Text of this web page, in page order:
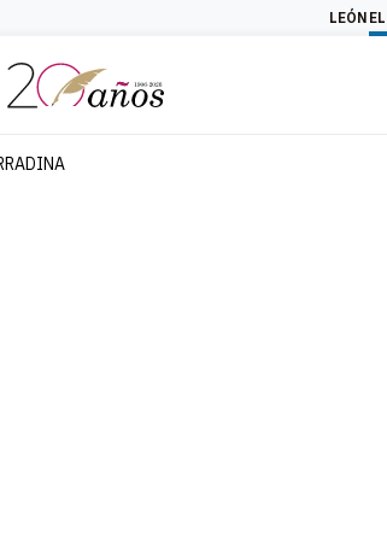
LEÓN